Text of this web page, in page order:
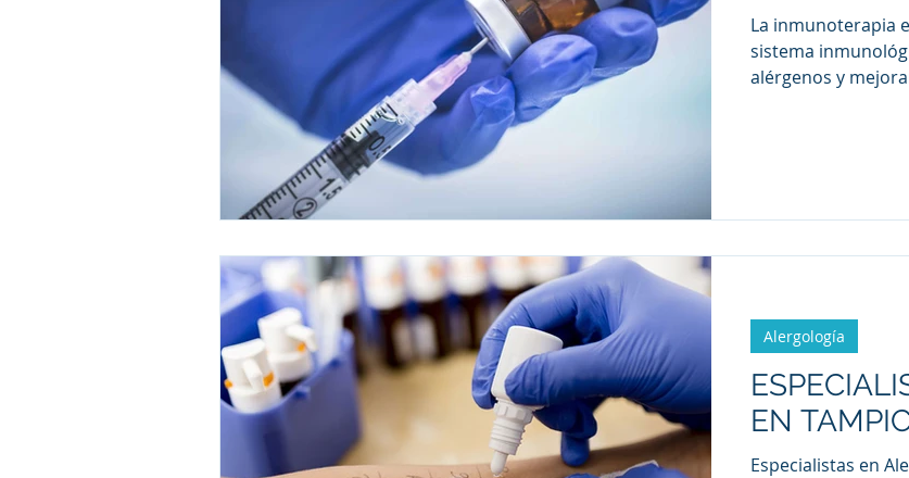
La inmunoterapia
sistema
alérgenos y
EN
Especialistas en
Alergología